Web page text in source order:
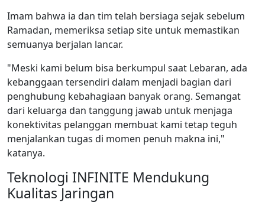
Imam bahwa ia dan tim telah bersiaga sejak sebelum
Ramadan, memeriksa setiap site untuk memastikan
semuanya berjalan lancar.
"Meski kami belum bisa berkumpul saat Lebaran, ada
kebanggaan tersendiri dalam menjadi bagian dari
penghubung kebahagiaan banyak orang. Semangat
dari keluarga dan tanggung jawab untuk menjaga
konektivitas pelanggan membuat kami tetap teguh
menjalankan tugas di momen penuh makna ini,"
katanya.
Teknologi INFINITE Mendukung
Kualitas Jaringan